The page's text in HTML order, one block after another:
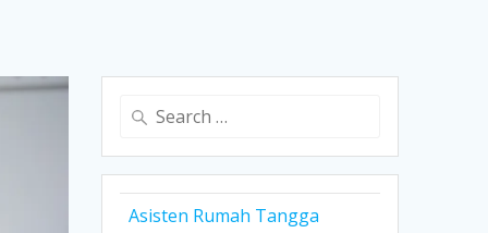
Search
Asisten Rumah Tangga